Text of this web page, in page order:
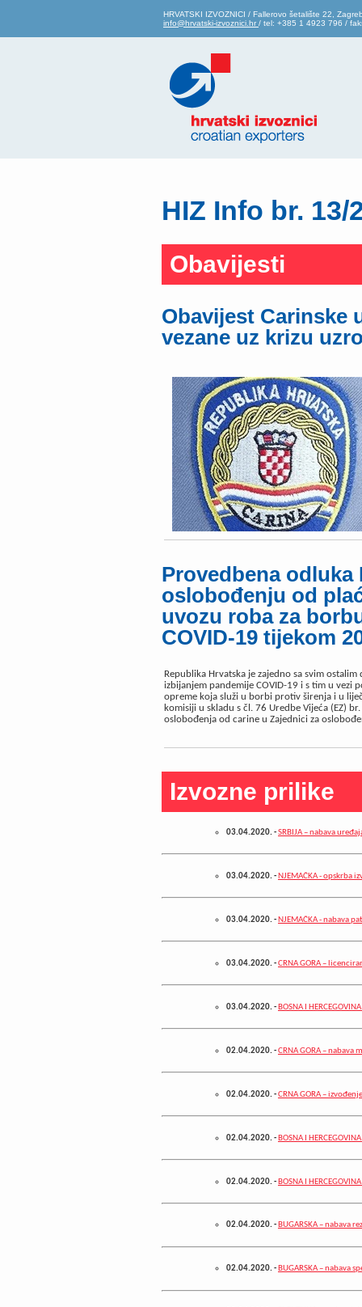
HRVATSKI IZVOZNICI / Fallerovo šetalište 22,
info@hrvatski-izvoznici.hr / tel: +385 1 4923 796 /
HIZ Info br. 13/
Obavijesti
Obavijest Carinske
vezane uz krizu
Provedbena
oslobođenju od
uvozu roba za
COVID-19 tijekom
Republika Hrvatska je zajedno sa svim
izbijanjem pandemije COVID-19 i s tim u
opreme koja služi u borbi protiv širenja i u
komisiji u skladu s čl. 76 Uredbe Vijeća (EZ)
oslobođenja od carine u Zajednici za
Izvozne prilike
03.04.2020.-SRBIJA – nabava
03.04.2020.- NJEMAČKA - opskrba
03.04.2020.- NJEMAČKA - nabava
03.04.2020.-CRNA GORA –
03.04.2020.- BOSNA I
02.04.2020.-CRNA GORA – nabava
02.04.2020.-CRNA GORA –
02.04.2020.- BOSNA I
02.04.2020.- BOSNA I
02.04.2020.-BUGARSKA – nabava
02.04.2020.-BUGARSKA – nabava